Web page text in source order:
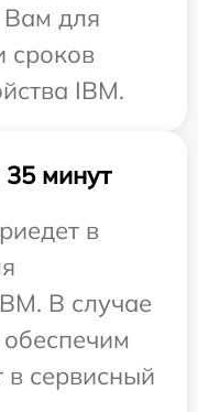
для
сроков
IBM.
минут
в
В случае
в сервисный